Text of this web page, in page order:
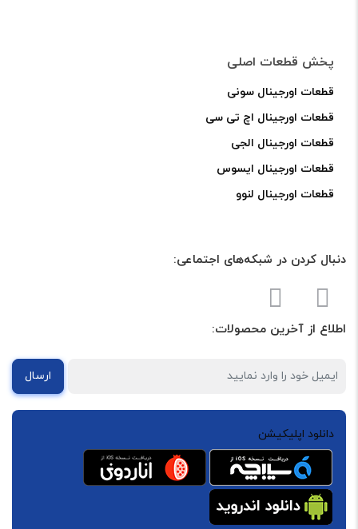
کاربر–
1400-05-09
برای پاسخ دادن وارد شوید
ارسالتون خلی عالی هستش تمیز دستم رسید
اصلا نریخته بود
کاربر–
1400-05-09
مشتری
قدرت پاک کنندگی این مثل حلال450 هست؟
این حلال رنگش سفیده یا زرد؟
دیدگاه خود را بنویسید
پخش قطعات اصلی
قطعات اورجینال سونی
قطعات اورجینال اچ تی سی
قطعات اورجینال الجی
قطعات اورجینال ایسوس
قطعات اورجینال لنوو
دنبال کردن در شبکه‌های اجتماعی:
اطلاع از آخرین محصولات:
ارسال
دانلود اپلیکیشن